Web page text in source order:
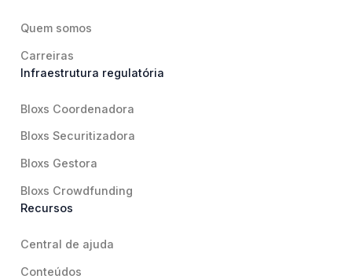
Quem somos
Carreiras
Infraestrutura regulatória
Bloxs Coordenadora
Bloxs Securitizadora
Bloxs Gestora
Bloxs Crowdfunding
Recursos
Central de ajuda
Conteúdos